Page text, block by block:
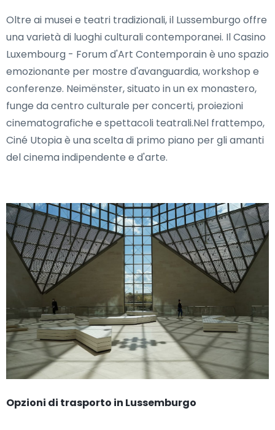
Oltre ai musei e teatri tradizionali, il Lussemburgo offre
una varietà di luoghi culturali contemporanei. Il Casino
Luxembourg - Forum d'Art Contemporain è uno spazio
emozionante per mostre d'avanguardia, workshop e
conferenze. Neimënster, situato in un ex monastero,
funge da centro culturale per concerti, proiezioni
cinematografiche e spettacoli teatrali.Nel frattempo,
Ciné Utopia è una scelta di primo piano per gli amanti
del cinema indipendente e d'arte.
Opzioni di trasporto in Lussemburgo